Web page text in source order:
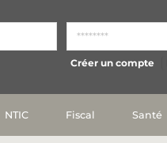
Créer un compte
NTIC Fiscal Santé